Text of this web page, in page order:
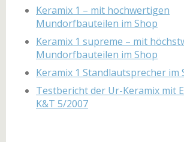
Keramix 1 – mit hochwertigen
Mundorfbauteilen im Shop
Keramix 1 supreme – mit
Mundorfbauteilen im Shop
Keramix 1 Standlautsprecher im
Testbericht der Ur-Keramix mit
K&T 5/2007